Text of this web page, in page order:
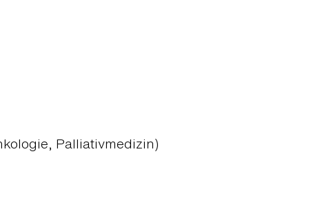
Palliativmedizin)